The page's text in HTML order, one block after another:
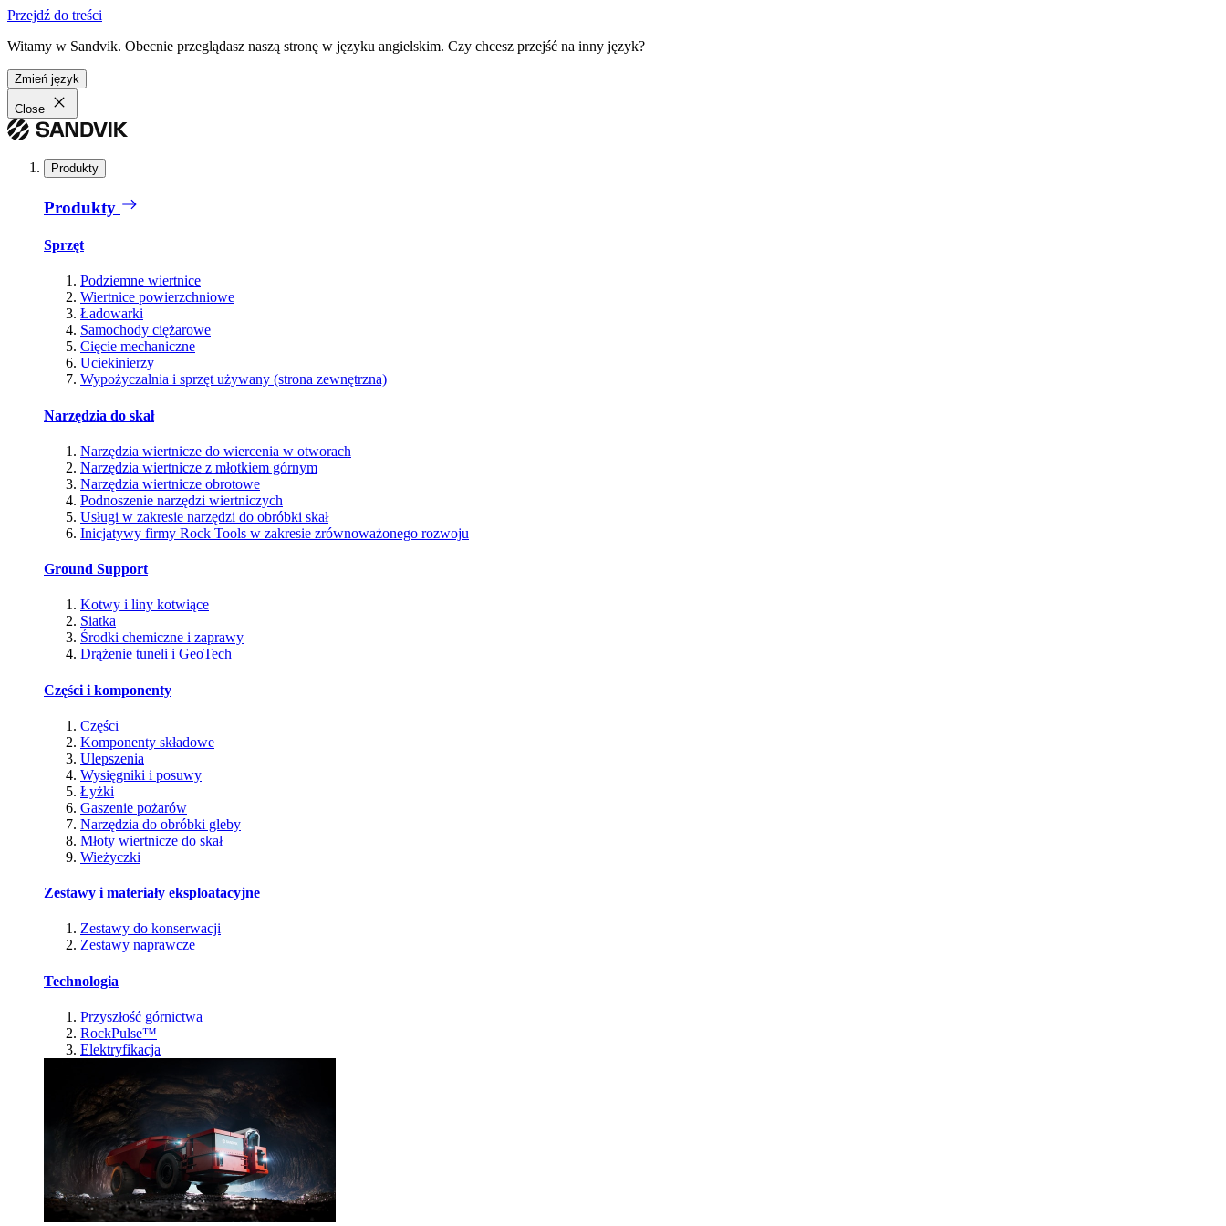
Przejdź do treści
Witamy w Sandvik. Obecnie przeglądasz naszą stronę w języku angielskim. Czy chcesz przejść na inny język?
Zmień język
Close
Produkty
Produkty
Sprzęt
Podziemne wiertnice
Wiertnice powierzchniowe
Ładowarki
Samochody ciężarowe
Cięcie mechaniczne
Uciekinierzy
Wypożyczalnia i sprzęt używany (strona zewnętrzna)
Narzędzia do skał
Narzędzia wiertnicze do wiercenia w otworach
Narzędzia wiertnicze z młotkiem górnym
Narzędzia wiertnicze obrotowe
Podnoszenie narzędzi wiertniczych
Usługi w zakresie narzędzi do obróbki skał
Inicjatywy firmy Rock Tools w zakresie zrównoważonego rozwoju
Ground Support
Kotwy i liny kotwiące
Siatka
Środki chemiczne i zaprawy
Drążenie tuneli i GeoTech
Części i komponenty
Części
Komponenty składowe
Ulepszenia
Wysięgniki i posuwy
Łyżki
Gaszenie pożarów
Narzędzia do obróbki gleby
Młoty wiertnicze do skał
Wieżyczki
Zestawy i materiały eksploatacyjne
Zestawy do konserwacji
Zestawy naprawcze
Technologia
Przyszłość górnictwa
RockPulse™
Elektryfikacja